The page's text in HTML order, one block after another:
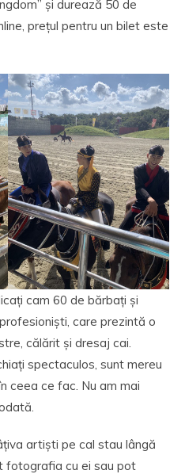
și durează 50 de
prețul pentru un bilet este
cam 60 de bărbați și
care prezintă o
călărit și dresaj cai.
spectaculos, sunt mereu
ceea ce fac. Nu am mai
artiști pe cal stau lângă
fotografia cu ei sau pot